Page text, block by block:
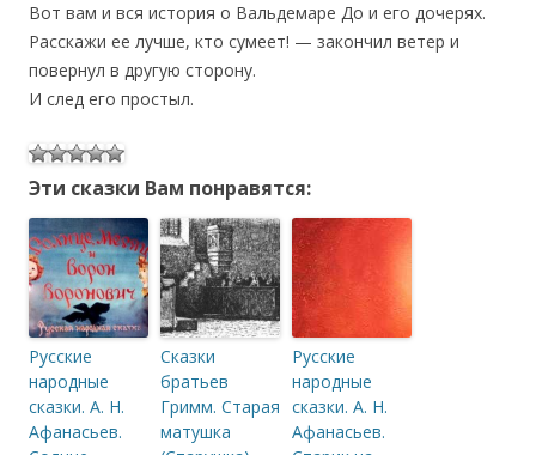
Вот вам и вся история о Вальдемаре До и его дочерях.
Расскажи ее лучше, кто сумеет! — закончил ветер и
повернул в другую сторону.
И след его простыл.
Эти сказки Вам понравятся:
Русские
народные
сказки. А. Н.
Афанасьев.
Сказки
братьев
Гримм. Старая
матушка
Русские
народные
сказки. А. Н.
Афанасьев.